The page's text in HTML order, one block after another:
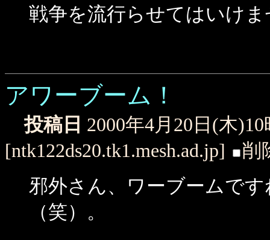
戦争を流行らせてはいけ
アワーブーム！
投稿日 2000年4月20日(木
[ntk122ds20.tk1.mesh.ad.jp]
削
邪外さん、ワーブームで
（笑）。